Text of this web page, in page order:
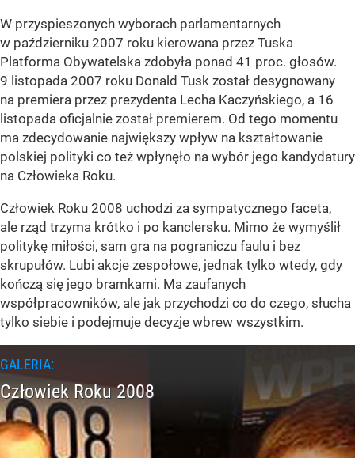
W przyspieszonych wyborach parlamentarnych
w październiku 2007 roku kierowana przez Tuska
Platforma Obywatelska zdobyła ponad 41 proc. głosów.
9 listopada 2007 roku Donald Tusk został desygnowany
na premiera przez prezydenta Lecha Kaczyńskiego, a 16
listopada oficjalnie został premierem. Od tego momentu
ma zdecydowanie największy wpływ na kształtowanie
polskiej polityki co też wpłynęło na wybór jego kandydatury
na Człowieka Roku.
Człowiek Roku 2008 uchodzi za sympatycznego faceta,
ale rząd trzyma krótko i po kanclersku. Mimo że wymyślił
politykę miłości, sam gra na pograniczu faulu i bez
skrupułów. Lubi akcje zespołowe, jednak tylko wtedy, gdy
kończą się jego bramkami. Ma zaufanych
współpracowników, ale jak przychodzi co do czego, słucha
tylko siebie i podejmuje decyzje wbrew wszystkim.